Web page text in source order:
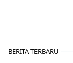
BERITA TERBARU